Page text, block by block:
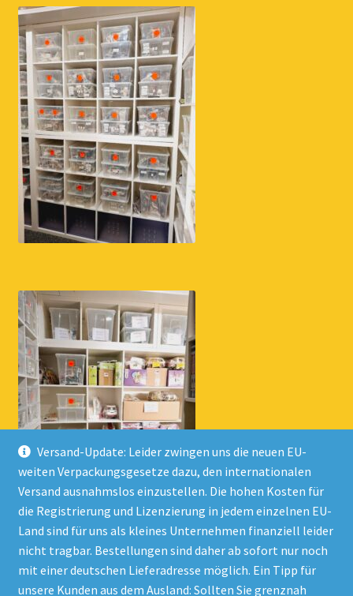
Versand-Update: Leider zwingen uns die neuen EU-
weiten Verpackungsgesetze dazu, den internationalen
Versand ausnahmslos einzustellen. Die hohen Kosten für
die Registrierung und Lizenzierung in jedem einzelnen EU-
Land sind für uns als kleines Unternehmen finanziell leider
nicht tragbar. Bestellungen sind daher ab sofort nur noch
mit einer deutschen Lieferadresse möglich. Ein Tipp für
unsere Kunden aus dem Ausland: Sollten Sie grenznah